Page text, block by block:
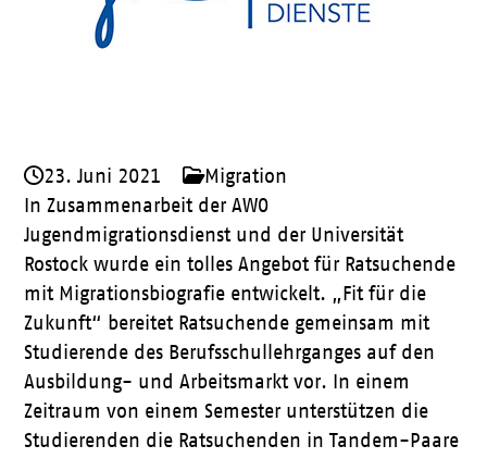
23. Juni 2021
Migration
In Zusammenarbeit der AWO
Jugendmigrationsdienst und der Universität
Rostock wurde ein tolles Angebot für Ratsuchende
mit Migrationsbiografie entwickelt. „Fit für die
Zukunft“ bereitet Ratsuchende gemeinsam mit
Studierende des Berufsschullehrganges auf den
Ausbildung- und Arbeitsmarkt vor. In einem
Zeitraum von einem Semester unterstützen die
Studierenden die Ratsuchenden in Tandem-Paare